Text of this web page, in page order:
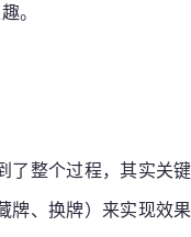
。
整个过程，其实关
、换牌）来实现效果